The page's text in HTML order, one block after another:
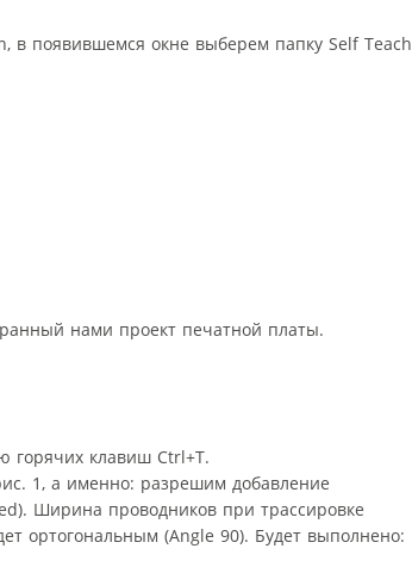
в появившемся окне выберем папку Self Teach
нами проект печатной платы.
клавиш Ctrl+T.
1, а именно: разрешим добавление
Ширина проводников при трассировке
ортогональным (Angle 90). Будет выполнено: